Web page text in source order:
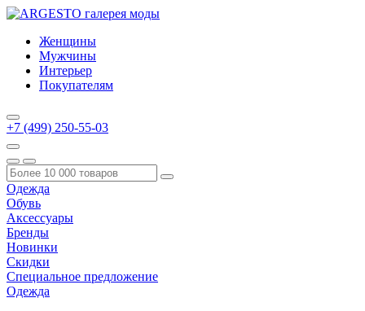
Женщины
Мужчины
Интерьер
Покупателям
+7 (499) 250-55-03
Одежда
Обувь
Аксессуары
Бренды
Новинки
Скидки
Специальное предложение
Одежда